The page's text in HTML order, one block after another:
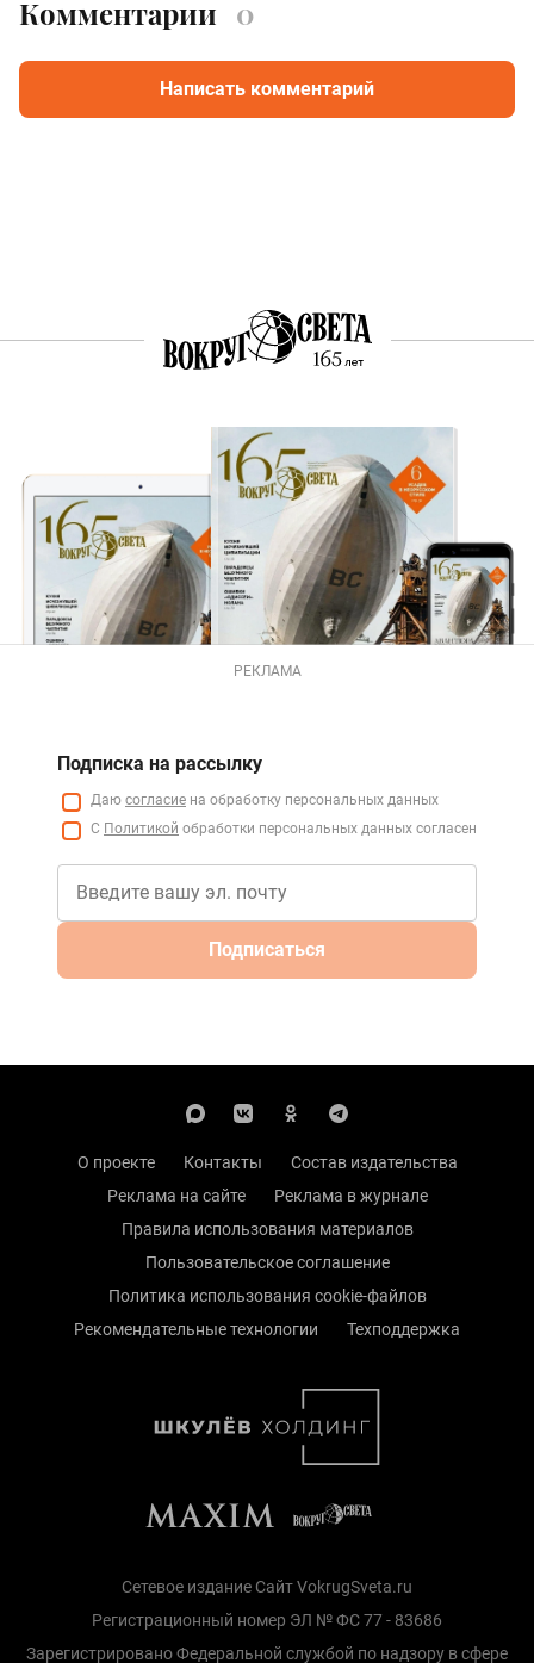
Комментарии 0
Написать комментарий
РЕКЛАМА
Подписка на рассылку
Даю согласие на обработку персональных данных
С Политикой обработки персональных данных согласен
Подписаться
О проекте Контакты
Состав издательства
Реклама на сайте
Реклама в журнале
Правила использования материалов
Пользовательское соглашение
Политика использования cookie-файлов
Рекомендательные технологии
Техподдержка
Сетевое издание Сайт VokrugSveta.ru
Регистрационный номер ЭЛ № ФС 77 - 83686
Зарегистрировано Федеральной службой по надзору в сфере